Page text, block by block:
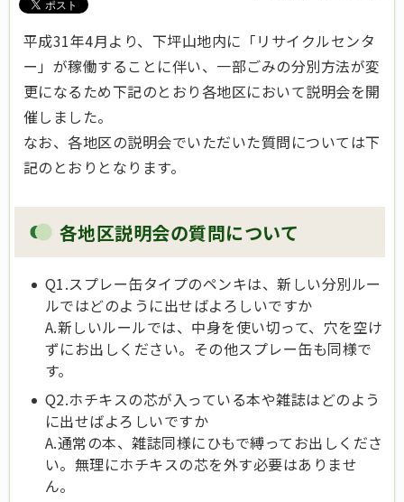
平成31年4月より、下坪山地内に「リサイクルセンタ
ー」が稼働することに伴い、一部ごみの分別方法が変
更になるため下記のとおり各地区において説明会を開
催しました。
なお、各地区の説明会でいただいた質問については下
記のとおりとなります。
各地区説明会の質問について
Q1.スプレー缶タイプのペンキは、新しい分別ルー
ルではどのように出せばよろしいですか
A.新しいルールでは、中身を使い切って、穴を空け
ずにお出しください。その他スプレー缶も同様で
す。
Q2.ホチキスの芯が入っている本や雑誌はどのよう
に出せばよろしいですか
A.通常の本、雑誌同様にひもで縛ってお出しくださ
い。無理にホチキスの芯を外す必要はありませ
ん。